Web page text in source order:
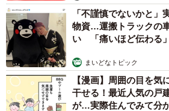
あるように見受けられます。
できることなら、いたずらに相手を
く、意見として共有し合い、互いに
ようにしたいものですが…。
ネコロスさんはどのような思いで、
「不謹慎でないかと」
物資…運搬トラックの
い 「痛いほど伝わる
まいどなトピック
【漫画】周囲の目を気
干せる！最近人気の
が…実際住んでみて分